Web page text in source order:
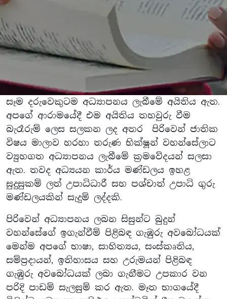
සෑම දරුවෙකුටම අධ්‍යාපනය ලැබීමේ අයිතිය ඇත.
අපගේ ආරාමයේදී එම අයිතිය තහවුරු වීම
බැරෑරුම් ලෙස සලකන ලද අතර පිරිවෙන් ජාතික
විෂය මාලාව හරහා තරුණ භික්ෂූන් වහන්සේලාට
ව්‍යුහගත අධ්‍යාපනය ලැබීමේ ක්‍රමවේදයන් සලසා
ඇත. තවද අධ්‍යයන කාර්ය මණ්ඩලය ඉහළ
සුදුසුකම් ලත් උපාධිධාරී සහ පශ්චාත් උපාධි ගුරු
මණ්ඩලයකින් සැදුම් ලද්දකි.
පිරිවෙන් අධ්‍යාපනය ලබන සිසුන්ට බුදුන්
වහන්සේගේ ඉගැන්වීම් පිළිබඳ ගැඹුරු අවබෝධයක්
මෙන්ම අපගේ භාෂා, සාහිත්‍යය, සංස්කෘතිය,
සම්ප්‍රදායන්, ඉතිහාසය සහ උරුමයන් පිළිබඳ
ගැඹුරු අවබෝධයක් ලබා ගැනීමට උපකාර වන
පරිදි පාඩම් සැලසුම් කර ඇත. මෑත භාගයේදී